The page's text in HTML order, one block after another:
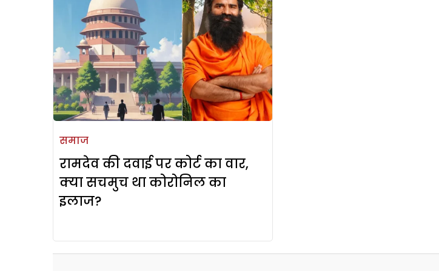
समाज
रामदेव की दवाई पर कोर्ट का वार,
क्या सचमुच था कोरोनिल का
इलाज?